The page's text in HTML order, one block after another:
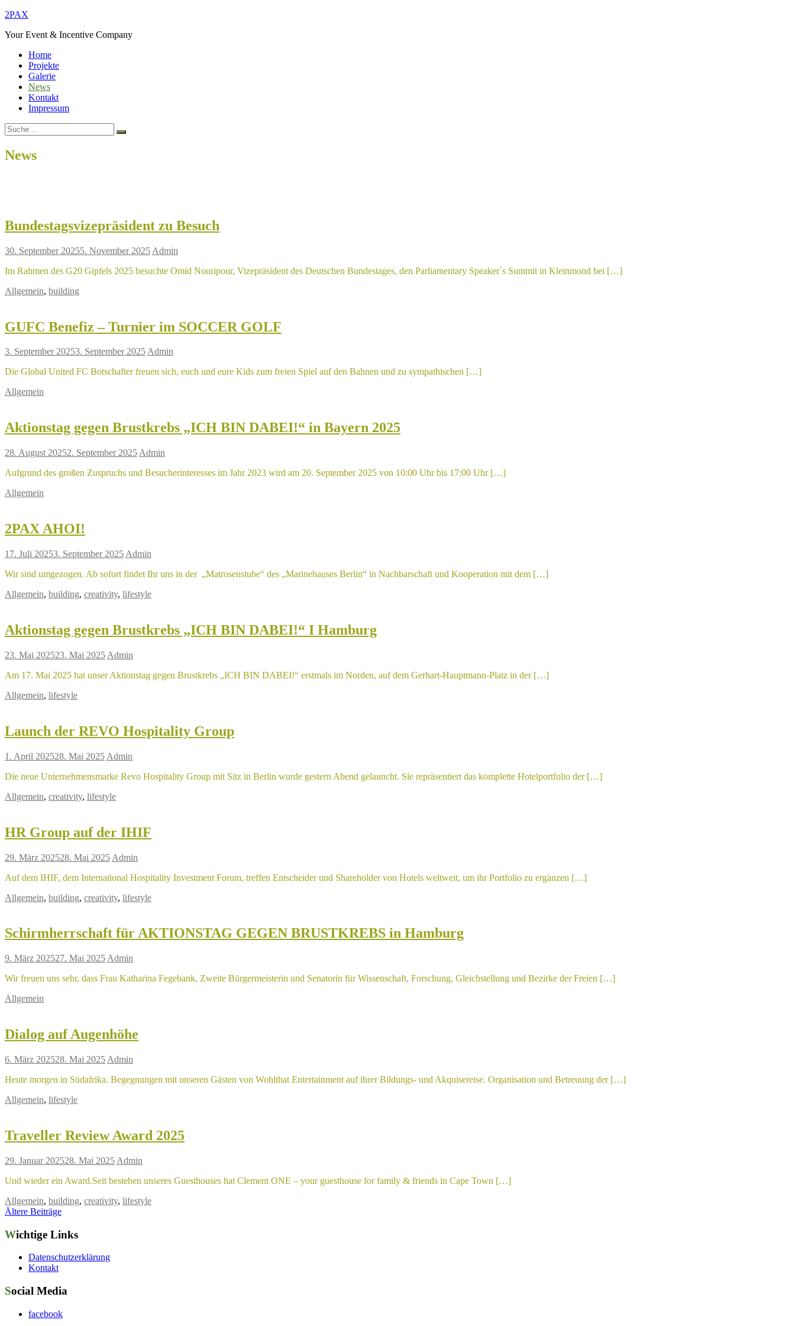
Zum
springen
2PAX
Your Event & Incentive Company
Home
Projekte
Galerie
News
Kontakt
Impressum
Suche
nach:
Suchen
News
Bundestagsvizepräsident zu Besuch
30. September 20255. November 2025 Admin
Im Rahmen des G20 Gipfels 2025 besuchte Omid Nouripour, Vizepräsident des Deutschen Bundestages, den Parliamentary Speaker´s Summit in Kleinmond bei […]
Allgemein, building
GUFC Benefiz – Turnier im SOCCER GOLF
3. September 20253. September 2025Admin
Die Global United FC Botschafter freuen sich, euch und eure Kids zum freien Spiel auf den Bahnen und zu sympathischen […]
Allgemein
Aktionstag gegen Brustkrebs „ICH BIN DABEI!“ in Bayern 2025
28. August 20252. September 2025 Admin
Aufgrund des großen Zuspruchs und Besucherinteresses im Jahr 2023 wird am 20. September 2025 von 10:00 Uhr bis 17:00 Uhr […]
Allgemein
2PAX AHOI!
17. Juli 20253. September 2025 Admin
Wir sind umgezogen. Ab sofort findet Ihr uns in der „Matrosenstube“ des „Marinehauses Berlin“ in Nachbarschaft und Kooperation mit dem […]
Allgemein, building, creativity, lifestyle
Aktionstag gegen Brustkrebs „ICH BIN DABEI!“ I Hamburg
23. Mai 202523. Mai 2025 Admin
Am 17. Mai 2025 hat unser Aktionstag gegen Brustkrebs „ICH BIN DABEI!“ erstmals im Norden, auf dem Gerhart-Hauptmann-Platz in der […]
Allgemein, lifestyle
Launch der REVO Hospitality Group
1. April 202528. Mai 2025 Admin
Die neue Unternehmensmarke Revo Hospitality Group mit Sitz in Berlin wurde gestern Abend gelauncht. Sie repräsentiert das komplette Hotelportfolio der […]
Allgemein, creativity, lifestyle
HR Group auf der IHIF
29. März 202528. Mai 2025 Admin
Auf dem IHIF, dem International Hospitality Investment Forum, treffen Entscheider und Shareholder von Hotels weltweit, um ihr Portfolio zu ergänzen […]
Allgemein, building, creativity, lifestyle
Schirmherrschaft für AKTIONSTAG GEGEN BRUSTKREBS in Hamburg
9. März 202527. Mai 2025 Admin
Wir freuen uns sehr, dass Frau Katharina Fegebank, Zweite Bürgermeisterin und Senatorin für Wissenschaft, Forschung, Gleichstellung und Bezirke der Freien […]
Allgemein
Dialog auf Augenhöhe
6. März 202528. Mai 2025 Admin
Heute morgen in Südafrika. Begegnungen mit unseren Gästen von Wohlthat Entertainment auf ihrer Bildungs- und Akquisereise. Organisation und Betreuung der […]
Allgemein, lifestyle
Traveller Review Award 2025
29. Januar 202528. Mai 2025 Admin
Und wieder ein Award.Seit bestehen unseres Guesthouses hat Clement ONE – your guesthouse for family & friends in Cape Town […]
Allgemein, building, creativity, lifestyle
Beitragsnavigation
Ältere Beiträge
Wichtige Links
Datenschutzerklärung
Kontakt
Social Media
facebook